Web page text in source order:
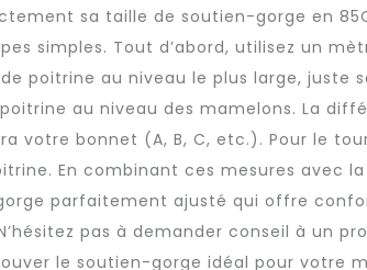
sa taille de soutien-gorge en
simples. Tout d’abord, utilisez un
poitrine au niveau le plus large, juste
au niveau des mamelons. La
votre bonnet (A, B, C, etc.). Pour le
En combinant ces mesures avec
parfaitement ajusté qui offre
pas à demander conseil à un
le soutien-gorge idéal pour votre